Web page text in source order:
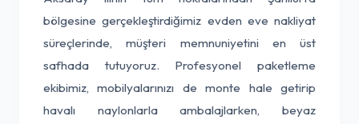
bölgesine gerçekleştirdiğimiz evden eve nakliyat
süreçlerinde, müşteri memnuniyetini en üst
safhada tutuyoruz. Profesyonel paketleme
ekibimiz, mobilyalarınızı de monte hale getirip
havalı naylonlarla ambalajlarken, beyaz